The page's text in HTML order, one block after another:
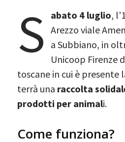
S abato 4 luglio,
Arezzo viale
a Subbiano, in
Unicoop Firenze
toscane in cui è presente
terrà una raccolta
prodotti per animali.
Come funziona?